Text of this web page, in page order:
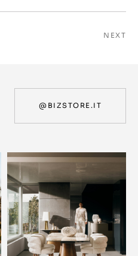
NEXT
@BIZSTORE.IT